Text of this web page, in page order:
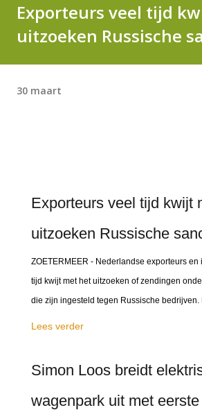
Exporteurs veel tijd
uitzoeken Russische
30 maart
Exporteurs veel tijd kwijt
uitzoeken Russische
ZOETERMEER - Nederlandse exporteurs en
tijd kwijt met het uitzoeken of zendingen
die zijn ingesteld tegen Russische bedrijven.
Lees verder
Simon Loos breidt
wagenpark uit met